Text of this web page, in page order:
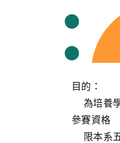
目的：
為培養
參賽資格
限本系